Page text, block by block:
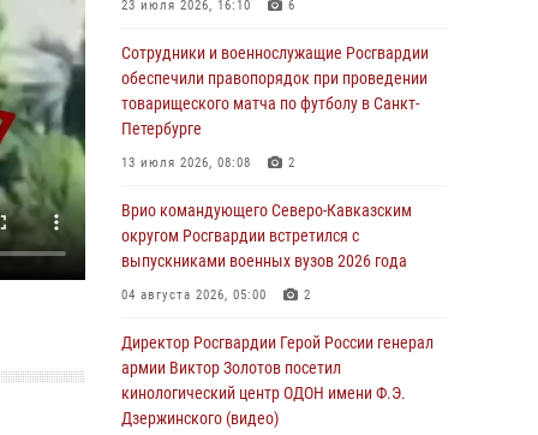
округу Росгвардии и ветераны военной
контрразведки почтили память Николая
Кузнецова
07 августа 2026, 12:00
подняться на крышу Смольного собора в
Санкт-Петербурге (видео)
07 августа 2026, 11:34 3 1
основам взрывобезопасности
07 августа 2026, 11:33
Рэпер ST посетил раненых росгвардейцев в
23 июля 2026, 16:10 6
Сотрудники и военнослужащие Росгвардии
обеспечили правопорядок при проведении
товарищеского матча по футболу в Санкт-
Петербурге
13 июля 2026, 08:08 2
Врио командующего Северо-Кавказским
округом Росгвардии встретился с
выпускниками военных вузов 2026 года
04 августа 2026, 05:00 2
Директор Росгвардии Герой России генерал
армии Виктор Золотов посетил
кинологический центр ОДОН имени Ф.Э.
Дзержинского (видео)